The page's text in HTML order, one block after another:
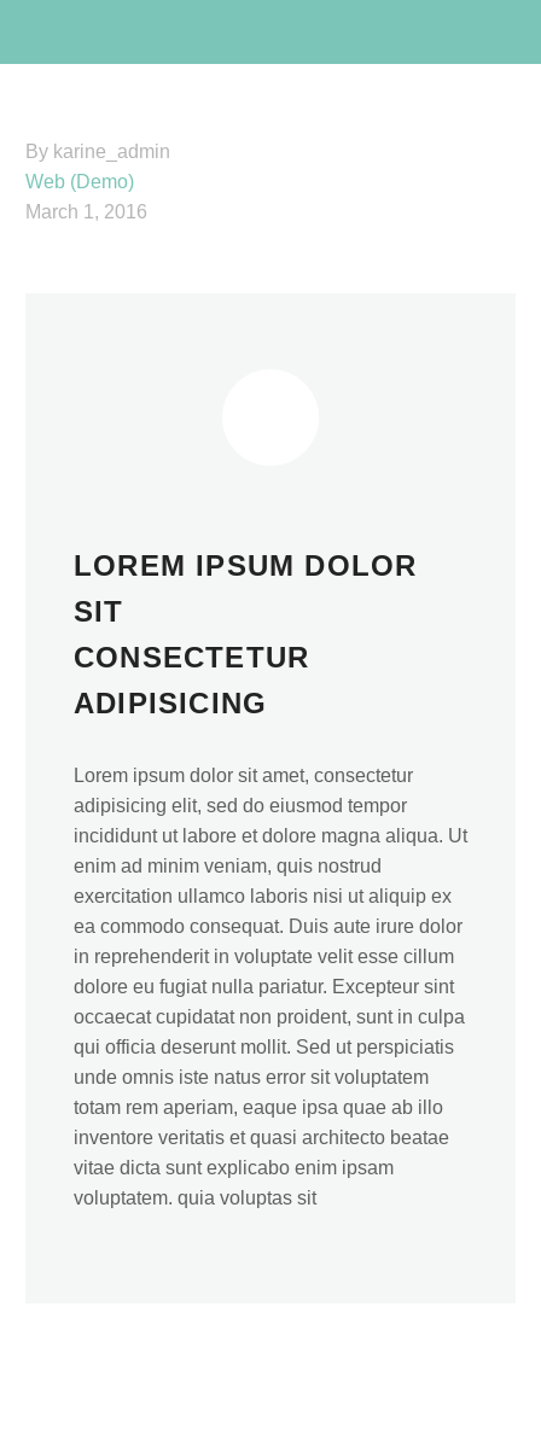
By karine_admin
Web (Demo)
March 1, 2016
LOREM IPSUM DOLOR
SIT
CONSECTETUR
ADIPISICING
Lorem ipsum dolor sit amet, consectetur
adipisicing elit, sed do eiusmod tempor
incididunt ut labore et dolore magna aliqua. Ut
enim ad minim veniam, quis nostrud
exercitation ullamco laboris nisi ut aliquip ex
ea commodo consequat. Duis aute irure dolor
in reprehenderit in voluptate velit esse cillum
dolore eu fugiat nulla pariatur. Excepteur sint
occaecat cupidatat non proident, sunt in culpa
qui officia deserunt mollit. Sed ut perspiciatis
unde omnis iste natus error sit voluptatem
totam rem aperiam, eaque ipsa quae ab illo
inventore veritatis et quasi architecto beatae
vitae dicta sunt explicabo enim ipsam
voluptatem. quia voluptas sit